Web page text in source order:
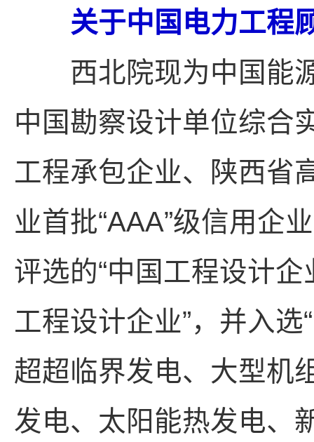
关于中国电力工程
西北院现为中国能源
中国勘察设计单位综合
工程承包企业、陕西省
业首批“AAA”级信用企
评选的“中国工程设计
工程设计企业”，并入
超超临界发电、大型机
发电、太阳能热发电、